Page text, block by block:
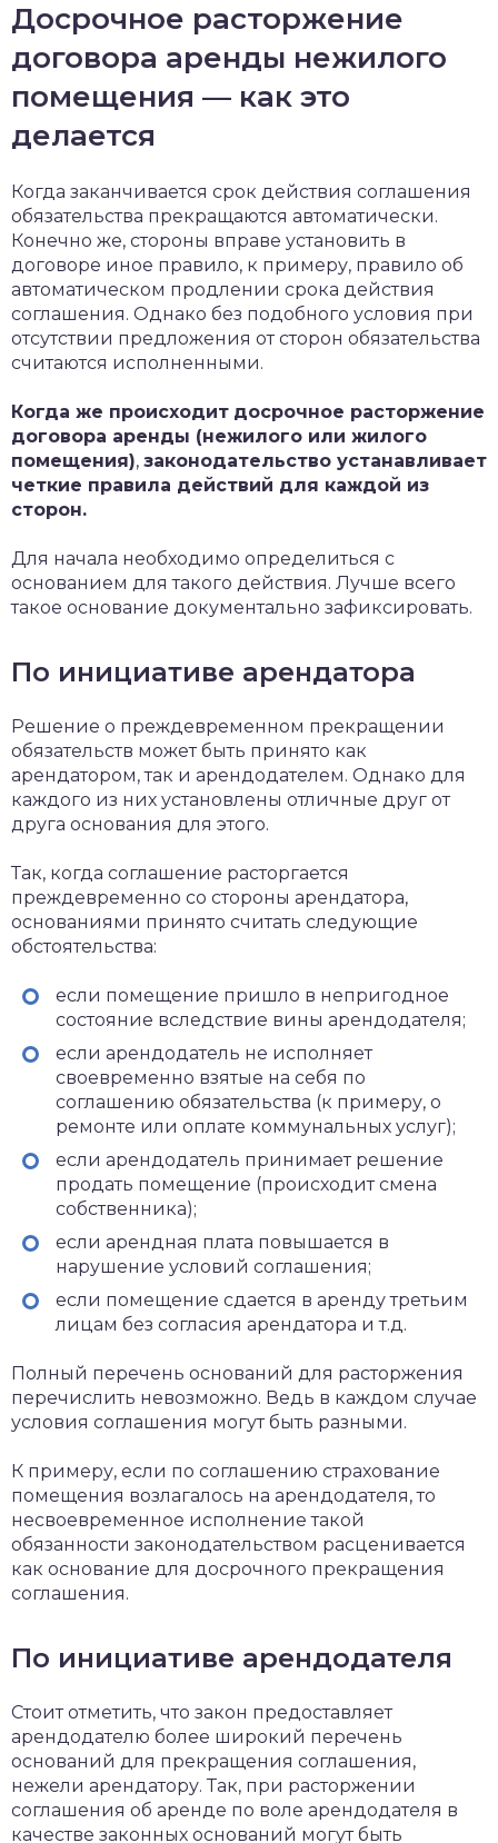
Досрочное расторжение
договора аренды нежилого
помещения — как это
делается
Когда заканчивается срок действия соглашения
обязательства прекращаются автоматически.
Конечно же, стороны вправе установить в
договоре иное правило, к примеру, правило об
автоматическом продлении срока действия
соглашения. Однако без подобного условия при
отсутствии предложения от сторон обязательства
считаются исполненными.
Когда же происходит досрочное расторжение
договора аренды (нежилого или жилого
помещения), законодательство устанавливает
четкие правила действий для каждой из
сторон.
Для начала необходимо определиться с
основанием для такого действия. Лучше всего
такое основание документально зафиксировать.
По инициативе арендатора
Решение о преждевременном прекращении
обязательств может быть принято как
арендатором, так и арендодателем. Однако для
каждого из них установлены отличные друг от
друга основания для этого.
Так, когда соглашение расторгается
преждевременно со стороны арендатора,
основаниями принято считать следующие
обстоятельства:
если помещение пришло в непригодное
состояние вследствие вины арендодателя;
если арендодатель не исполняет
своевременно взятые на себя по
соглашению обязательства (к примеру, о
ремонте или оплате коммунальных услуг);
если арендодатель принимает решение
продать помещение (происходит смена
собственника);
если арендная плата повышается в
нарушение условий соглашения;
если помещение сдается в аренду третьим
лицам без согласия арендатора и т.д.
Полный перечень оснований для расторжения
перечислить невозможно. Ведь в каждом случае
условия соглашения могут быть разными.
К примеру, если по соглашению страхование
помещения возлагалось на арендодателя, то
несвоевременное исполнение такой
обязанности законодательством расценивается
как основание для досрочного прекращения
соглашения.
По инициативе арендодателя
Стоит отметить, что закон предоставляет
арендодателю более широкий перечень
оснований для прекращения соглашения,
нежели арендатору. Так, при расторжении
соглашения об аренде по воле арендодателя в
качестве законных оснований могут быть